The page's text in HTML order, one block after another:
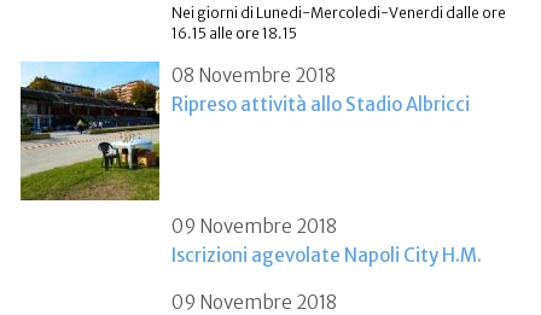
Nei giorni di Lunedi-Mercoledi-Venerdi dalle ore
16.15 alle ore 18.15
08 Novembre 2018
Ripreso attività allo Stadio Albricci
09 Novembre 2018
Iscrizioni agevolate Napoli City H.M.
09 Novembre 2018